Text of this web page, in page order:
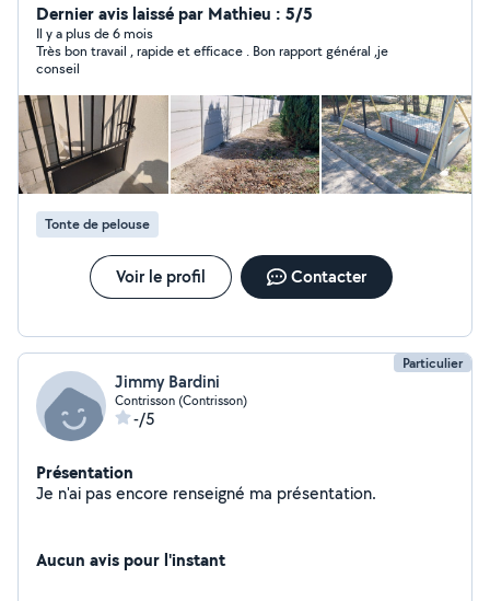
Dernier avis laissé par Mathieu : 5/5
Il y a plus de 6 mois
Très bon travail , rapide et efficace . Bon rapport général ,je
conseil
Tonte de pelouse
Voir le profil Contacter
Particulier
Jimmy Bardini
Contrisson (Contrisson)
-/5
Présentation
Je n'ai pas encore renseigné ma présentation.
Aucun avis pour l'instant